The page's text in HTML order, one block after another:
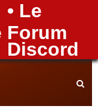
• Le
Forum
Discord